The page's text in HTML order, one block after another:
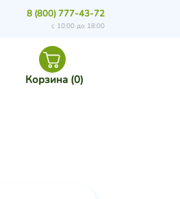
Корзина (0)
8 (800) 777-43-72
с 10:00 до 18:00